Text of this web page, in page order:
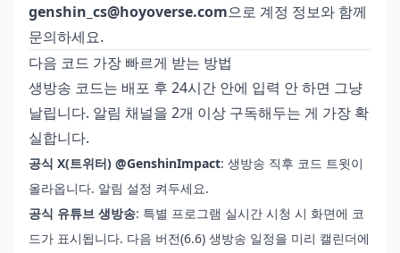
genshin_cs@hoyoverse.com으로 계정 정보와 함께
문의하세요.
다음 코드 가장 빠르게 받는 방법
생방송 코드는 배포 후 24시간 안에 입력 안 하면 그냥
날립니다. 알림 채널을 2개 이상 구독해두는 게 가장 확
실합니다.
공식 X(트위터) @GenshinImpact: 생방송 직후 코드 트윗이
올라옵니다. 알림 설정 켜두세요.
공식 유튜브 생방송: 특별 프로그램 실시간 시청 시 화면에 코
드가 표시됩니다. 다음 버전(6.6) 생방송 일정을 미리 캘린더에